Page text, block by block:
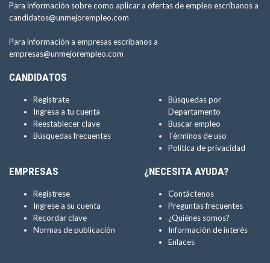
Para información sobre como aplicar a ofertas de empleo escríbanos a
candidatos@unmejorempleo.com
Para información a empresas escríbanos a
empresas@unmejorempleo.com
CANDIDATOS
Regístrate
Ingresa a tu cuenta
Reestablecer clave
Búsquedas frecuentes
Búsquedas por
Departamento
Buscar empleo
Términos de uso
Política de privacidad
EMPRESAS
Regístrese
Ingrese a su cuenta
Recordar clave
Normas de publicación
¿NECESITA AYUDA?
Contáctenos
Preguntas frecuentes
¿Quiénes somos?
Información de interés
Enlaces